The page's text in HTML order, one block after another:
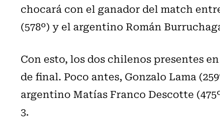
chocará con el ganador del match
(578º) y el argentino Román
Con esto, los dos chilenos presentes
de final. Poco antes, Gonzalo Lama
argentino Matías Franco Descotte
3.